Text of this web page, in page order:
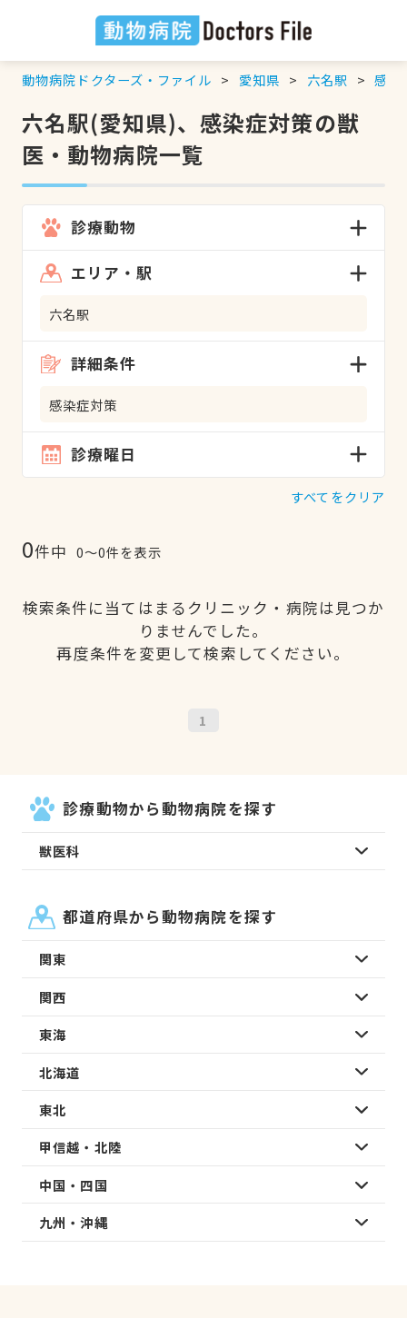
動物病院ドクターズ・ファイル 愛知県 六名駅 感染
六名駅(愛知県)、感染症対策の獣
医・動物病院一覧
診療動物
エリア・駅
六名駅
詳細条件
感染症対策
診療曜日
すべてをクリア
0件中 0〜0件を表示
検索条件に当てはまるクリニック・病院は見つか
りませんでした。
再度条件を変更して検索してください。
1
診療動物から動物病院を探す
獣医科
都道府県から動物病院を探す
関東
関西
東海
北海道
東北
甲信越・北陸
中国・四国
九州・沖縄